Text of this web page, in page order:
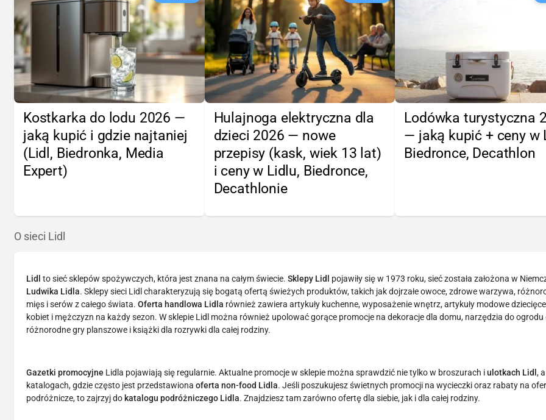
Kostkarka do lodu 2026 —
jaką kupić i gdzie najtaniej
(Lidl, Biedronka, Media
Expert)
Hulajnoga elektryczna dla
dzieci 2026 — nowe
przepisy (kask, wiek 13 lat)
i ceny w Lidlu, Biedronce,
Decathlonie
Lodówka turystyczna
— jaką kupić + ceny w
Biedronce, Decathlon
O sieci Lidl
Lidl to sieć sklepów spożywczych, która jest znana na całym świecie. Sklepy Lidl pojawiły się w 1973 roku, sieć została założona w
Ludwika Lidla. Sklepy sieci Lidl charakteryzują się bogatą ofertą świeżych produktów, takich jak dojrzałe owoce, zdrowe warzywa,
mięs i serów z całego świata. Oferta handlowa Lidla również zawiera artykuły kuchenne, wyposażenie wnętrz, artykuły modowe
kobiet i mężczyzn na każdy sezon. W sklepie Lidl można również upolować gorące promocje na dekoracje dla domu, narzędzia do ogrodu
różnorodne gry planszowe i książki dla rozrywki dla całej rodziny.
Gazetki promocyjne Lidla pojawiają się regularnie. Aktualne promocje w sklepie można sprawdzić nie tylko w broszurach iulotkach Lidl ,
katalogach, gdzie często jest przedstawiona oferta non-food Lidla. Jeśli poszukujesz świetnych promocji na wycieczki oraz rabaty na
podróżnicze, to zajrzyj do katalogu podróżniczego Lidla. Znajdziesz tam zarówno ofertę dla siebie, jak i dla całej rodziny.